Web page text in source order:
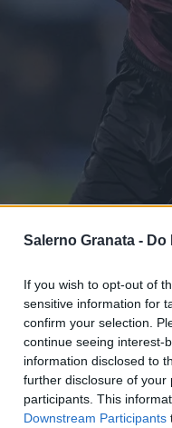
Salerno Granata - Do
If you wish to opt-out of
sensitive information for
confirm your selection.
continue seeing interest-
information disclosed to
further disclosure of your
participants. This
Downstream Participants